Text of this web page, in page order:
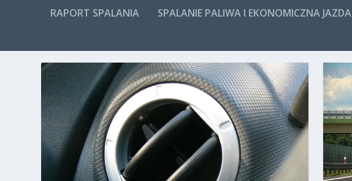
RAPORT SPALANIA SPALANIE PALIWA I EKONOMICZNA JAZDA